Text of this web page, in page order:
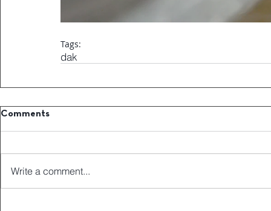
Tags:
dak
Comments
Write a comment...